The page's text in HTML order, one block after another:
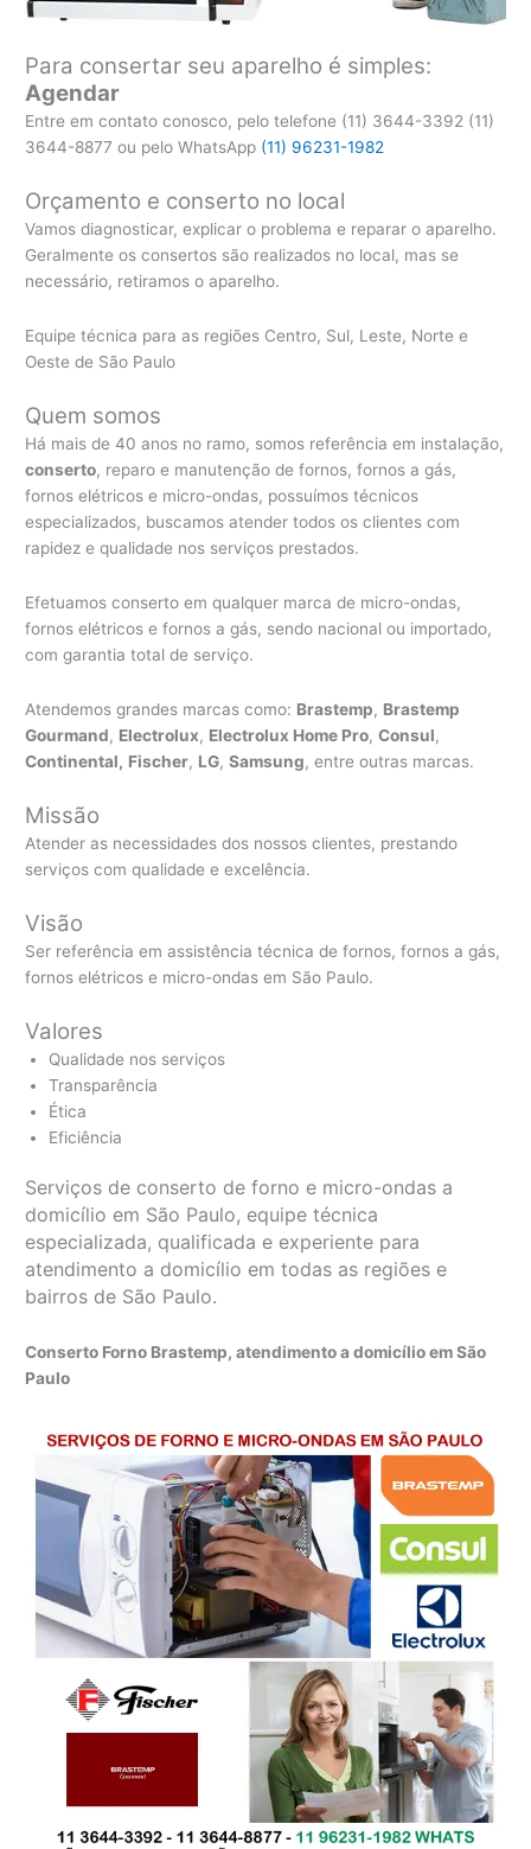
Para consertar seu aparelho é simples:
Agendar
Entre em contato conosco, pelo telefone (11) 3644-3392 (11)
3644-8877 ou pelo WhatsApp (11) 96231-1982
Orçamento e conserto no local
Vamos diagnosticar, explicar o problema e reparar o aparelho.
Geralmente os consertos são realizados no local, mas se
necessário, retiramos o aparelho.
Equipe técnica para as regiões Centro, Sul, Leste, Norte e
Oeste de São Paulo
Quem somos
Há mais de 40 anos no ramo, somos referência em instalação,
conserto, reparo e manutenção de fornos, fornos a gás,
fornos elétricos e micro-ondas, possuímos técnicos
especializados, buscamos atender todos os clientes com
rapidez e qualidade nos serviços prestados.
Efetuamos conserto em qualquer marca de micro-ondas,
fornos elétricos e fornos a gás, sendo nacional ou importado,
com garantia total de serviço.
Atendemos grandes marcas como: Brastemp, Brastemp
Gourmand, Electrolux, Electrolux Home Pro,Consul,
Continental, Fischer, LG,Samsung, entre outras marcas.
Missão
Atender as necessidades dos nossos clientes, prestando
serviços com qualidade e excelência.
Visão
Ser referência em assistência técnica de fornos, fornos a gás,
fornos elétricos e micro-ondas em São Paulo.
Valores
Qualidade nos serviços
Transparência
Ética
Eficiência
Serviços de conserto de forno e micro-ondas a
domicílio em São Paulo, equipe técnica
especializada, qualificada e experiente para
atendimento a domicílio em todas as regiões e
bairros de São Paulo.
Conserto Forno Brastemp, atendimento a domicílio em São
Paulo